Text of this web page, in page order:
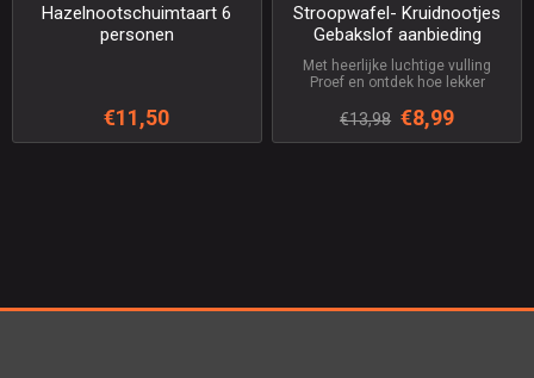
Hazelnootschuimtaart 6
personen
€11,50
Stroopwafel- Kruidnootjes
Gebakslof aanbieding
Met heerlijke luchtige vulling
Proef en ontdek hoe lekker
€13,98 €8,99